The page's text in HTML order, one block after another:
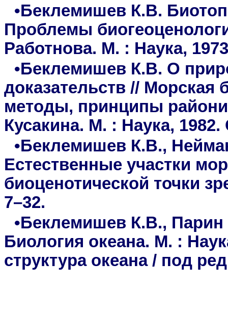
•Беклемишев К.В.
Проблемы
Работнова. М. : Наука,
•Беклемишев К.В. О
доказательств // Морская
методы, принципы
Кусакина. М. : Наука, 1982.
•Беклемишев К.В.,
Естественные участки
биоценотической точки
7–32.
•Беклемишев К.В.,
Биология океана. М. :
структура океана / под